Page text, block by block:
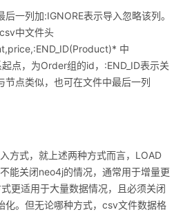
一列加:IGNORE表示导入忽略该列。
中文件头
中
点，为Order组的id，:END_ID表示关
点类似，也可在文件中最后一列
方式，就上述两种方式而言，LOAD
能关闭neo4j的情况，通常用于增量更
更适用于大量数据情况，且必须关闭
化。但无论哪种方式，csv文件数据格